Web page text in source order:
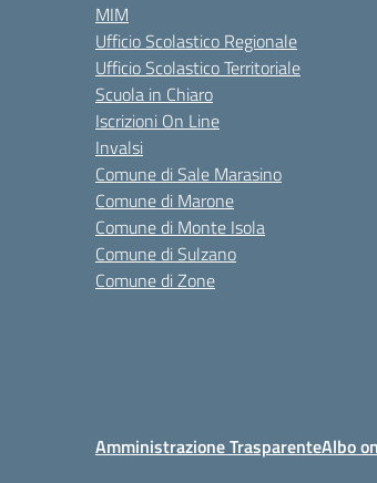
MIM
Ufficio Scolastico Regionale
Ufficio Scolastico Territoriale
Scuola in Chiaro
Iscrizioni On Line
Invalsi
Comune di Sale Marasino
Comune di Marone
Comune di Monte Isola
Comune di Sulzano
Comune di Zone
Amministrazione TrasparenteAlbo